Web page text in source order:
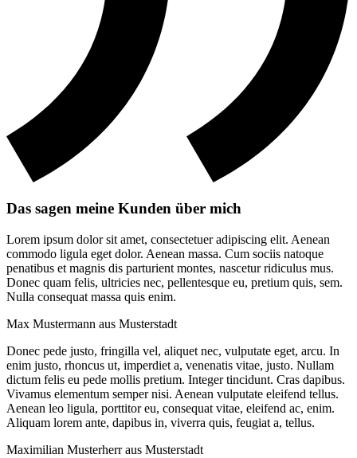
Das sagen meine Kunden über mich
Lorem ipsum dolor sit amet, consectetuer adipiscing elit. Aenean
commodo ligula eget dolor. Aenean massa. Cum sociis natoque
penatibus et magnis dis parturient montes, nascetur ridiculus mus.
Donec quam felis, ultricies nec, pellentesque eu, pretium quis, sem.
Nulla consequat massa quis enim.
Max Mustermann aus Musterstadt
Donec pede justo, fringilla vel, aliquet nec, vulputate eget, arcu. In
enim justo, rhoncus ut, imperdiet a, venenatis vitae, justo. Nullam
dictum felis eu pede mollis pretium. Integer tincidunt. Cras dapibus.
Vivamus elementum semper nisi. Aenean vulputate eleifend tellus.
Aenean leo ligula, porttitor eu, consequat vitae, eleifend ac, enim.
Aliquam lorem ante, dapibus in, viverra quis, feugiat a, tellus.
Maximilian Musterherr aus Musterstadt